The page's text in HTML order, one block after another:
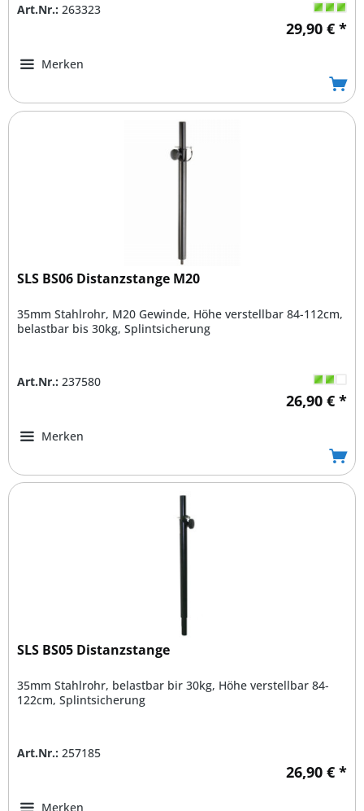
Art.Nr.: 263323
29,90 € *
Merken
SLS BS06 Distanzstange M20
35mm Stahlrohr, M20 Gewinde, Höhe verstellbar 84-112cm,
belastbar bis 30kg, Splintsicherung
Art.Nr.: 237580
26,90 € *
Merken
SLS BS05 Distanzstange
35mm Stahlrohr, belastbar bir 30kg, Höhe verstellbar 84-
122cm, Splintsicherung
Art.Nr.: 257185
26,90 € *
Merken